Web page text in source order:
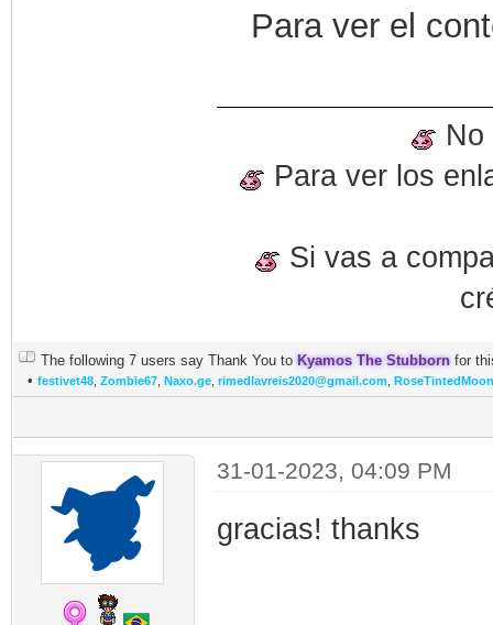
Para ver el
No
Para ver los
Si vas a
The following 7 users say Thank You to Kyamos The Stubborn for
• festivet48 Zombie67 Naxo.ge rimedlavreis2020@gmail.com RoseTintedMoon
31-01-2023, 04:09 PM
gracias! thanks